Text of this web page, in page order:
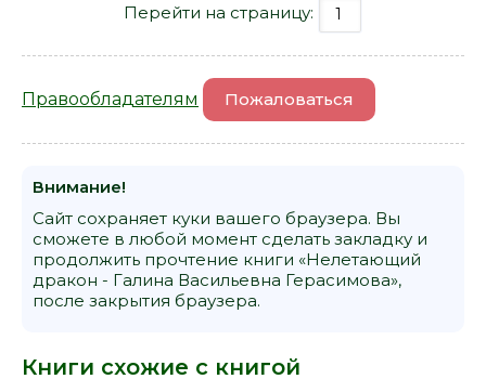
Перейти на страницу:
Правообладателям Пожаловаться
Внимание!
Сайт сохраняет куки вашего браузера. Вы
сможете в любой момент сделать закладку и
продолжить прочтение книги «Нелетающий
дракон - Галина Васильевна Герасимова»,
после закрытия браузера.
Книги схожие с книгой